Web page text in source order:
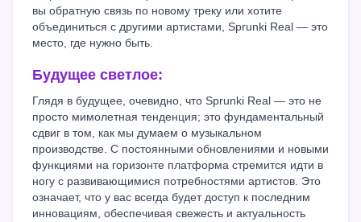
вы обратную связь по новому треку или хотите
объединиться с другими артистами, Sprunki Real — это
место, где нужно быть.
Будущее светлое:
Глядя в будущее, очевидно, что Sprunki Real — это не
просто мимолетная тенденция; это фундаментальный
сдвиг в том, как мы думаем о музыкальном
производстве. С постоянными обновлениями и новыми
функциями на горизонте платформа стремится идти в
ногу с развивающимися потребностями артистов. Это
означает, что у вас всегда будет доступ к последним
инновациям, обеспечивая свежесть и актуальность